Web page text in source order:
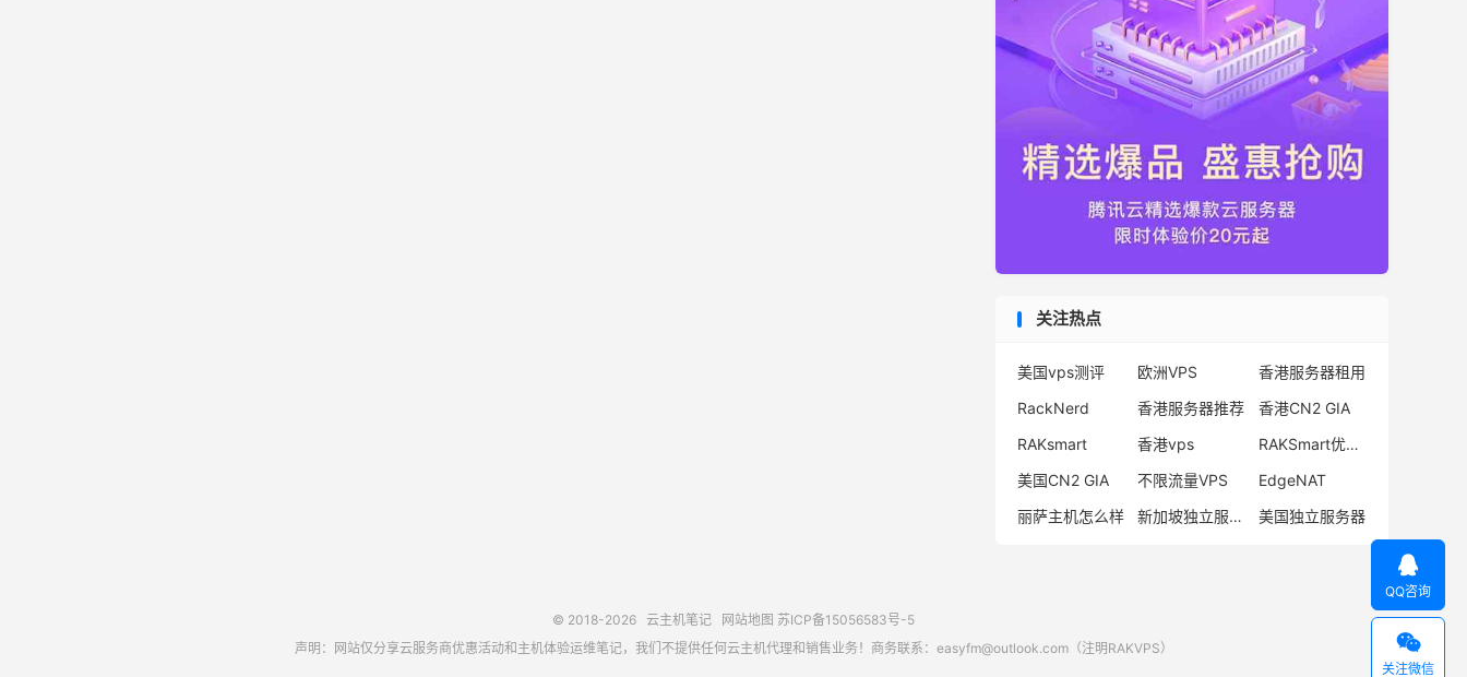
关注热点
美国vps测评 欧洲VPS
香港服务器租用
RackNerd
香港服务器推荐
香港CN2 GIA
RAKsmart
香港vps
RAKSmart优惠码
美国CN2 GIA
不限流量VPS
EdgeNAT
丽萨主机怎么样
新加坡独立服务器 美国独立服务器
© 2018-2026 云主机笔记 网站地图 苏ICP备15056583号-5
声明：网站仅分享云服务商优惠活动和主机体验运维笔记，我们不提供任何云主机代理和销售业务！商务联系：easyfm@outlook.com（注明RAKVPS）

QQ咨询

关注微信